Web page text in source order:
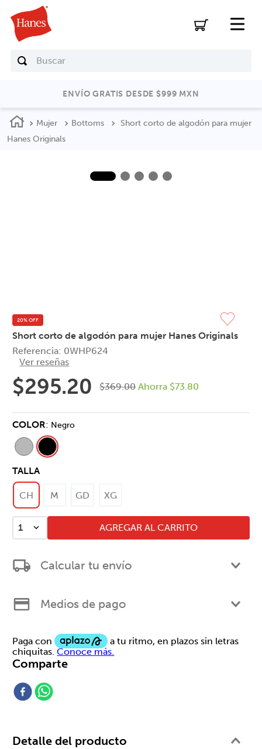
Buscar
ENVÍO GRATIS DESDE $999 MXN
Mujer Bottoms
Short corto de algodón para mujer
Hanes Originals
20% OFF
Short corto de algodón para mujer Hanes Originals
Referencia: 0WHP624
Ver reseñas
$295.20 $369.00 Ahorra $73.80
COLOR: Negro
TALLA
CH M GD XG
1 AGREGAR AL CARRITO
Calcular tu envío
Medios de pago
Comparte
Detalle del producto